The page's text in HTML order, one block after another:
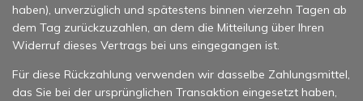
haben), unverzüglich und spätestens binnen vierzehn Tagen ab
dem Tag zurückzuzahlen, an dem die Mitteilung über Ihren
Widerruf dieses Vertrags bei uns eingegangen ist.
Für diese Rückzahlung verwenden wir dasselbe Zahlungsmittel,
das Sie bei der ursprünglichen Transaktion eingesetzt haben,